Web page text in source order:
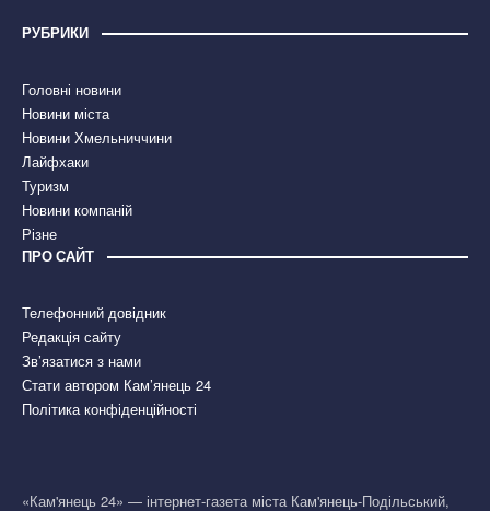
РУБРИКИ
Головні новини
Новини міста
Новини Хмельниччини
Лайфхаки
Туризм
Новини компаній
Різне
ПРО САЙТ
Телефонний довідник
Редакція сайту
Зв’язатися з нами
Стати автором Кам’янець 24
Політика конфіденційності
«Кам'янець 24» — інтернет-газета міста Кам'янець-Подільський,